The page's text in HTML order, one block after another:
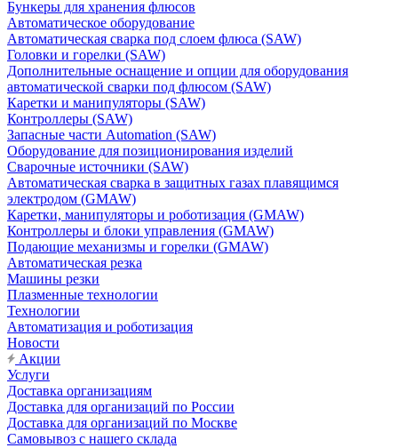
Бункеры для хранения флюсов
Автоматическое оборудование
Автоматическая сварка под слоем флюса (SAW)
Головки и горелки (SAW)
Дополнительные оснащение и опции для оборудования
автоматической сварки под флюсом (SAW)
Каретки и манипуляторы (SAW)
Контроллеры (SAW)
Запасные части Automation (SAW)
Оборудование для позиционирования изделий
Сварочные источники (SAW)
Автоматическая сварка в защитных газах плавящимся
электродом (GMAW)
Каретки, манипуляторы и роботизация (GMAW)
Контроллеры и блоки управления (GMAW)
Подающие механизмы и горелки (GMAW)
Автоматическая резка
Машины резки
Плазменные технологии
Технологии
Автоматизация и роботизация
Новости
Акции
Услуги
Доставка организациям
Доставка для организаций по России
Доставка для организаций по Москве
Самовывоз с нашего склада